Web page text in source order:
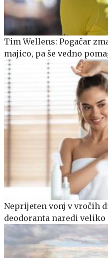
Tim Wellens: Pogačar
majico, pa še vedno
Neprijeten vonj v vročih
deodoranta naredi